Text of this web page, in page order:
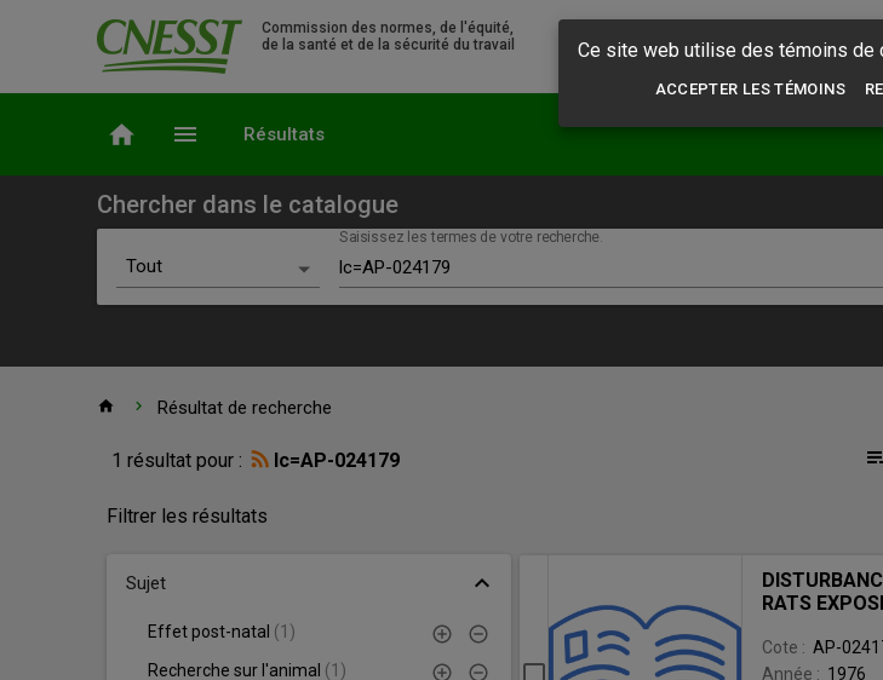
Commission des normes, de l'équité,
de la santé et de la sécurité du travail
home menu Résultats
Chercher dans le catalogue
Tout
Ressources électroniques
Rapports d'enquête
Saisissez les termes de votre recherche.
home Accueil
chevron_right Résultat de recherche
Résultat
de
Outils
recherche
1 résultat pour : lc=AP-024179
Filtrer les résultats
Facettes
Sujet expand_less
Effet post-natal (1 )
Recherche sur l'animal (1 )
recherche
RATS
Cote : AP-
Année : 1976
Ce site web utilise des témoins de
ACCEPTER LES TÉMOINS